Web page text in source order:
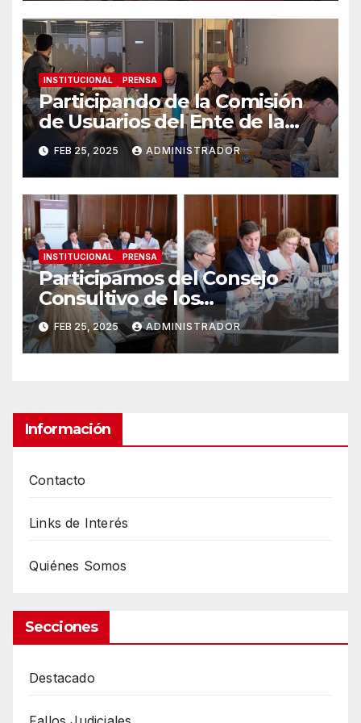
INSTITUCIONAL PRENSA
Participando de la Comisión
de Usuarios del Ente de la
Ciudad (CABA)
FEB 25, 2025 ADMINISTRADOR
INSTITUCIONAL PRENSA
Participamos del Consejo
Consultivo de los
Consumidores
FEB 25, 2025 ADMINISTRADOR
Información
Contacto
Links de Interés
Quiénes Somos
Secciones
Destacado